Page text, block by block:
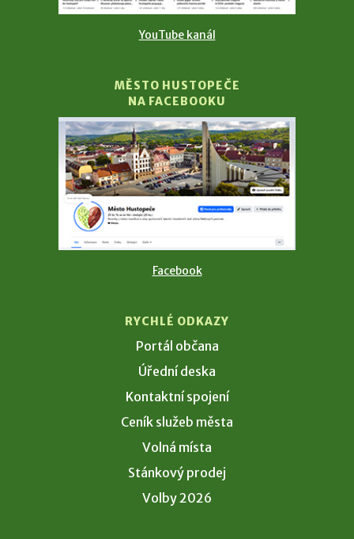
YouTube kanál
MĚSTO HUSTOPEČE
NA FACEBOOKU
Facebook
RYCHLÉ ODKAZY
Portál občana
Úřední deska
Kontaktní spojení
Ceník služeb města
Volná místa
Stánkový prodej
Volby 2026